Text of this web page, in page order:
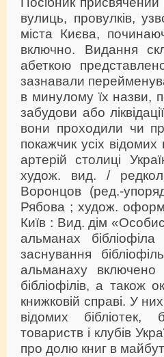
вулиць, провулків,
міста Києва,
включно. Видання
абеткою
зазнавали
в минулому їх назви,
забудови або
вони проходили чи
покажчик усіх відомих
артерій столиці
худож. вид. /
Воронцов (ред.-
Рябова ; худож.
Київ : Вид. дім
альманах
заснування
альманаху включено
бібліофілів, а також
книжковій справі. У
відомих бібліотек,
товариств і клубів
про долю книг в